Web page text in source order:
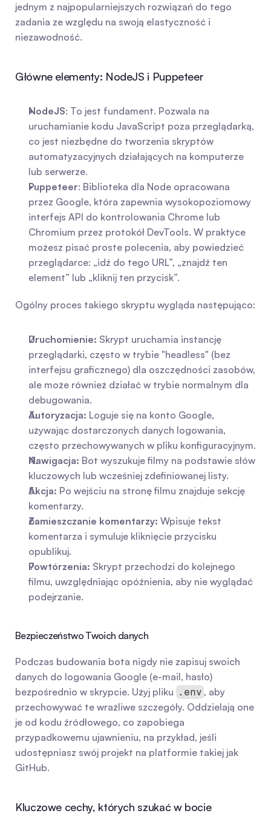
jednym z najpopularniejszych rozwiązań do tego
zadania ze względu na swoją elastyczność i
niezawodność.
Główne elementy: NodeJS i Puppeteer
NodeJS: To jest fundament. Pozwala na
uruchamianie kodu JavaScript poza przeglądarką,
co jest niezbędne do tworzenia skryptów
automatyzacyjnych działających na komputerze
lub serwerze.
Puppeteer: Biblioteka dla Node opracowana
przez Google, która zapewnia wysokopoziomowy
interfejs API do kontrolowania Chrome lub
Chromium przez protokół DevTools. W praktyce
możesz pisać proste polecenia, aby powiedzieć
przeglądarce: „idź do tego URL”, „znajdź ten
element” lub „kliknij ten przycisk”.
Ogólny proces takiego skryptu wygląda następująco:
Uruchomienie: Skrypt uruchamia instancję
przeglądarki, często w trybie "headless" (bez
interfejsu graficznego) dla oszczędności zasobów,
ale może również działać w trybie normalnym dla
debugowania.
Autoryzacja: Loguje się na konto Google,
używając dostarczonych danych logowania,
często przechowywanych w pliku konfiguracyjnym.
Nawigacja: Bot wyszukuje filmy na podstawie słów
kluczowych lub wcześniej zdefiniowanej listy.
Akcja: Po wejściu na stronę filmu znajduje sekcję
komentarzy.
Zamieszczanie komentarzy: Wpisuje tekst
komentarza i symuluje kliknięcie przycisku
opublikuj.
Powtórzenia: Skrypt przechodzi do kolejnego
filmu, uwzględniając opóźnienia, aby nie wyglądać
podejrzanie.
Bezpieczeństwo Twoich danych
Podczas budowania bota nigdy nie zapisuj swoich
danych do logowania Google (e-mail, hasło)
bezpośrednio w skrypcie. Użyj pliku .env , aby
przechowywać te wrażliwe szczegóły. Oddzielają one
je od kodu źródłowego, co zapobiega
przypadkowemu ujawnieniu, na przykład, jeśli
udostępniasz swój projekt na platformie takiej jak
GitHub.
Kluczowe cechy, których szukać w bocie